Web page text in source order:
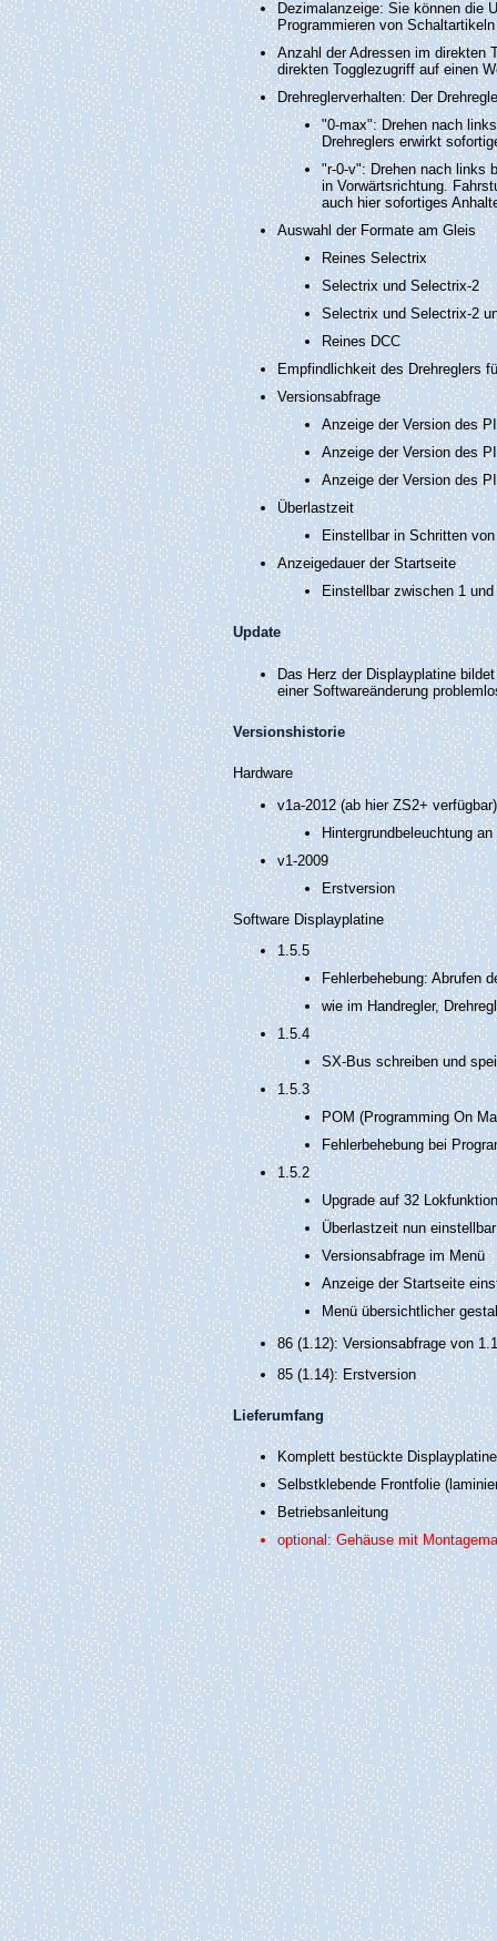
Dezimalanzeige: Sie können die
Programmieren von
Anzahl der Adressen im direkten
direkten Togglezugriff auf einen
Drehreglerverhalten: Der
"0-max": Drehen nach
Drehreglers erwirkt
"r-0-v": Drehen nach links
in Vorwärtsrichtung.
auch hier sofortiges
Auswahl der Formate am Gleis
Reines Selectrix
Selectrix und Selectrix-2
Selectrix und Selectrix-2
Reines DCC
Empfindlichkeit des Drehreglers
Versionsabfrage
Anzeige der Version des
Anzeige der Version des
Anzeige der Version des
Überlastzeit
Einstellbar in Schritten
Anzeigedauer der Startseite
Einstellbar zwischen 1
Update
Das Herz der Displayplatine
einer Softwareänderung
Versionshistorie
Hardware
v1a-2012 (ab hier ZS2+ verfügbar)
Hintergrundbeleuchtung
v1-2009
Erstversion
Software Displayplatine
1.5.5
Fehlerbehebung: Abrufen
wie im Handregler,
1.5.4
SX-Bus schreiben und
1.5.3
POM (Programming On
Fehlerbehebung bei
1.5.2
Upgrade auf 32
Überlastzeit nun
Versionsabfrage im Menü
Anzeige der Startseite
Menü übersichtlicher
86 (1.12): Versionsabfrage von
85 (1.14): Erstversion
Lieferumfang
Komplett bestückte Displayplatine
Selbstklebende Frontfolie
Betriebsanleitung
optional: Gehäuse mit